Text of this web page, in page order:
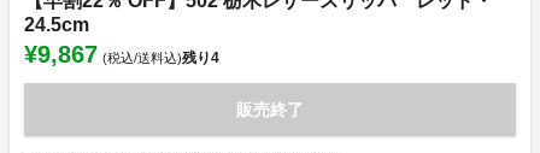
24.5cm
¥9,867 (税込/送料込)残り4
販売終了